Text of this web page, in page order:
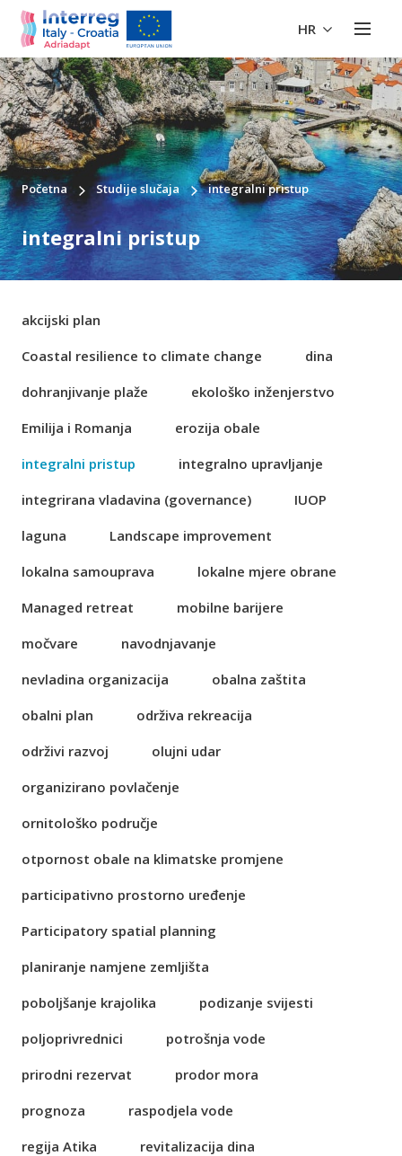
HR
Početna Studije slučaja integralni pristup
integralni pristup
akcijski plan
Coastal resilience to climate change
dina
dohranjivanje plaže
ekološko inženjerstvo
Emilija i Romanja
erozija obale
integralni pristup
integralno upravljanje
integrirana vladavina (governance)
IUOP
laguna
Landscape improvement
lokalna samouprava
lokalne mjere obrane
Managed retreat
mobilne barijere
močvare
navodnjavanje
nevladina organizacija
obalna zaštita
obalni plan
održiva rekreacija
održivi razvoj
olujni udar
organizirano povlačenje
ornitološko područje
otpornost obale na klimatske promjene
participativno prostorno uređenje
Participatory spatial planning
planiranje namjene zemljišta
poboljšanje krajolika
podizanje svijesti
poljoprivrednici
potrošnja vode
prirodni rezervat
prodor mora
prognoza
raspodjela vode
regija Atika
revitalizacija dina